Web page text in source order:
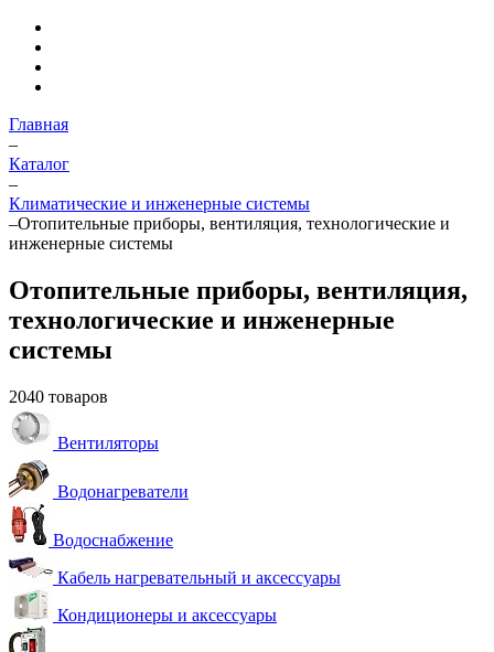
Главная
–
Каталог
–
Климатические и инженерные системы
–Отопительные приборы, вентиляция, технологические и
инженерные системы
Отопительные приборы, вентиляция,
технологические и инженерные
системы
2040 товаров
Вентиляторы
Водонагреватели
Водоснабжение
Кабель нагревательный и аксессуары
Кондиционеры и аксессуары